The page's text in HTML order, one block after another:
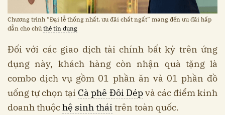
Chương trình “Đại lễ thống nhất, ưu đãi chất ngất” mang đến ưu đãi hấp
dẫn cho chủ thẻ tín dụng
Đối với các giao dịch tài chính bất kỳ trên ứng
dụng này, khách hàng còn nhận quà tặng là
combo dịch vụ gồm 01 phần ăn và 01 phần đồ
uống tự chọn tại Cà phê Đôi Dépvà các điểm kinh
doanh thuộchệ sinh thái trên toàn quốc.